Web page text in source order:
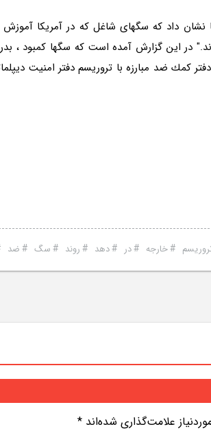
نشان داد كه سگهای شاغل كه در آمریكا
در این گزارش آمده است كه سگها كمبود ،
كمك ضد مبارزه با تروریسم دفتر امنیت
#خارجه #در #دهد #روند #سگ #ضد
علامت‌گذاری شده‌اند *